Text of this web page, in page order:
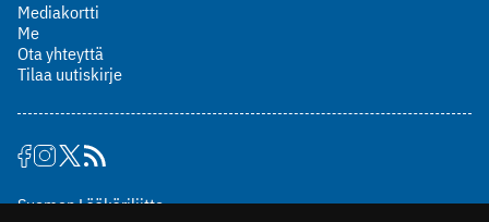
Mediakortti
Me
Ota yhteyttä
Tilaa uutiskirje
Suomen Lääkäriliitto